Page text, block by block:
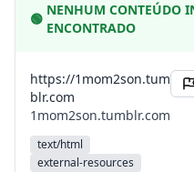
🟢
NENHUM CONTEÚDO
ENCONTRADO
https://1mom2son.tum
blr.com
1mom2son.tumblr.com
text/html
external-resources